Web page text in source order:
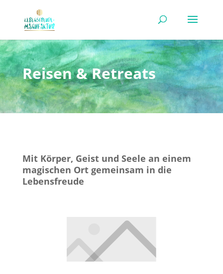
Reisen & Retreats
Mit Körper, Geist und Seele an einem
magischen Ort gemeinsam in die
Lebensfreude